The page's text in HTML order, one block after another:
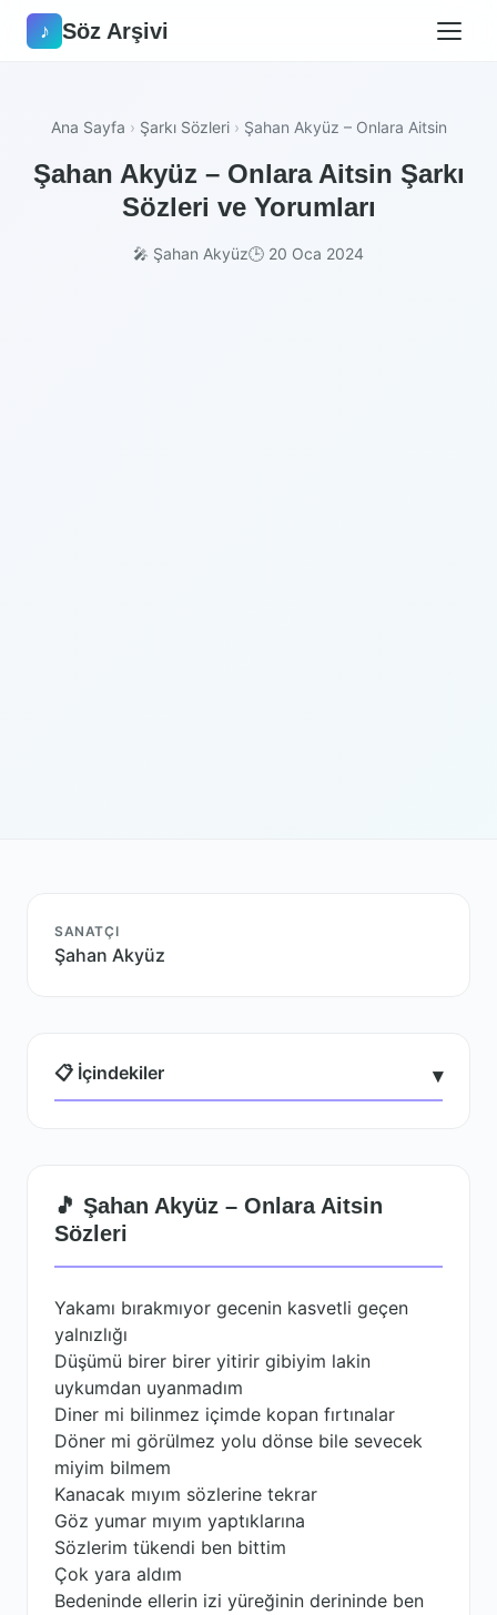
♪ Söz Arşivi
Ana Sayfa › Şarkı Sözleri › Şahan Akyüz – Onlara Aitsin
Şahan Akyüz – Onlara Aitsin Şarkı
Sözleri ve Yorumları
🎤 Şahan Akyüz🕒 20 Oca 2024
SANATÇI
Şahan Akyüz
📋 İçindekiler ▾
🎵 Şahan Akyüz – Onlara Aitsin
Sözleri
Yakamı bırakmıyor gecenin kasvetli geçen
yalnızlığı
Düşümü birer birer yitirir gibiyim lakin
uykumdan uyanmadım
Diner mi bilinmez içimde kopan fırtınalar
Döner mi görülmez yolu dönse bile sevecek
miyim bilmem
Kanacak mıyım sözlerine tekrar
Göz yumar mıyım yaptıklarına
Sözlerim tükendi ben bittim
Çok yara aldım
Bedeninde ellerin izi yüreğinin derininde ben